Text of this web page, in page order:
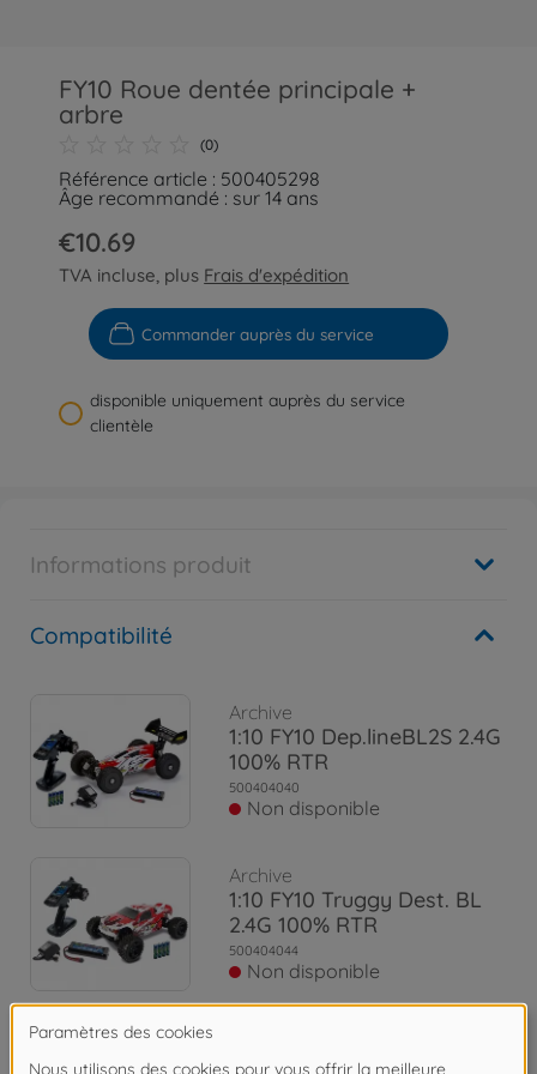
FY10 Roue dentée principale +
arbre
(0)
Référence article : 500405298
Âge recommandé : sur 14 ans
€10.69
TVA incluse, plus Frais d'expédition
Commander auprès du service
disponible uniquement auprès du service
clientèle
Informations produit
Compatibilité
Archive
1:10 FY10 Dep.lineBL2S 2.4G
100% RTR
500404040
Non disponible
Archive
1:10 FY10 Truggy Dest. BL
2.4G 100% RTR
500404044
Non disponible
1:8 FY8 Destroyer Line BL4S